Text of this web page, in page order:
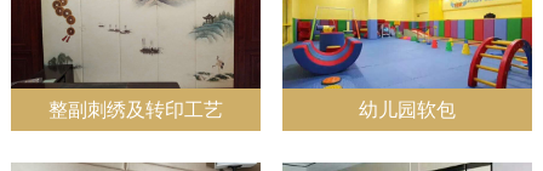
整副刺绣及转印工艺 幼儿园软包